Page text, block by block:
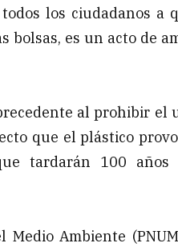
los ciudadanos a
bolsas, es un acto de
al prohibir el
que el plástico
tardarán 100 años
Ambiente